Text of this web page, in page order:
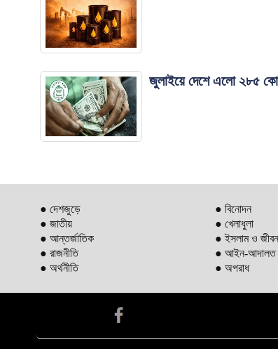
জুলাইয়ে দেশে এলো ২৮৫
● দেশজুড়ে
● জাতীয়
● আন্তর্জাতিক
● রাজনীতি
● অর্থনীতি
● বিনোদন
● খেলাধুলা
● ইসলাম ও জীবন
● আইন-আদালত
● অপরাধ